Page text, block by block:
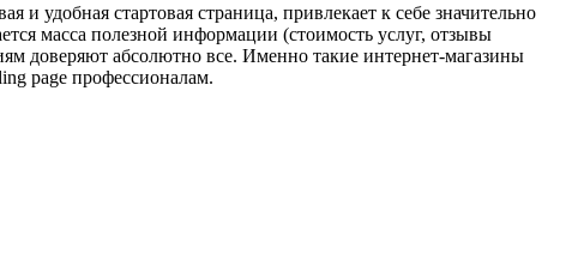
и удобная стартовая страница, привлекает к себе значительно
масса полезной информации (стоимость услуг, отзывы
доверяют абсолютно все. Именно такие интернет-магазины
page профессионалам.